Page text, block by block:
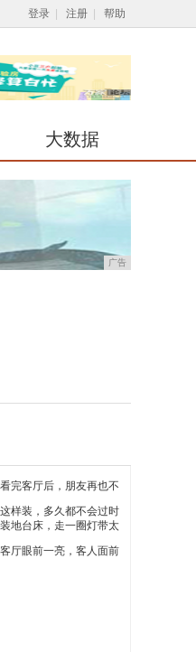
登录 注册 帮助
大数据
广告